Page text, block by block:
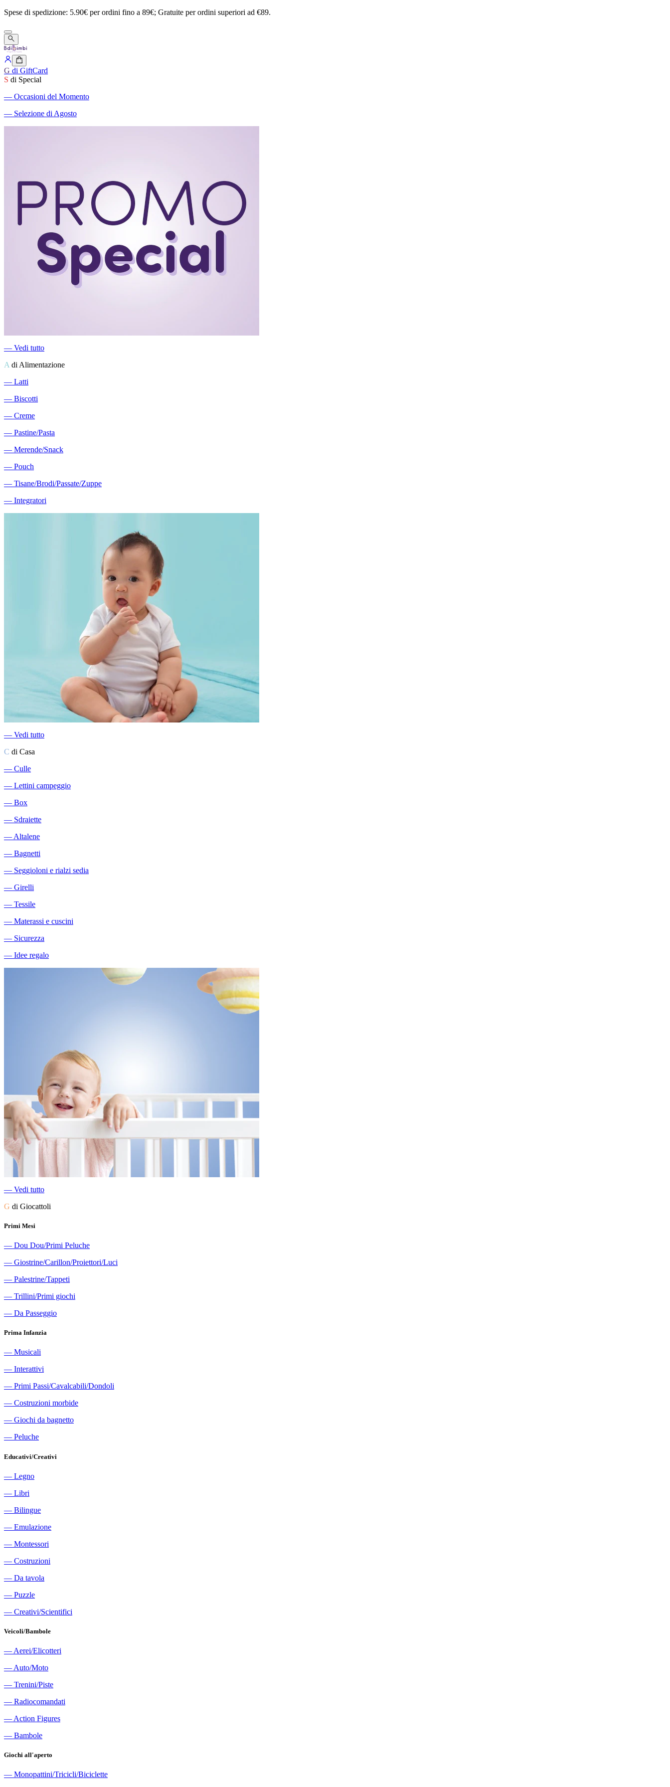
Spese di spedizione: 5.90€ perordini fino a 89€; Gratuite perordini superiori ad €89.
G di GiftCard
S di Special
― Occasioni del Momento
― Selezione di Agosto
― Vedi tutto
A di Alimentazione
― Latti
― Biscotti
― Creme
― Pastine/Pasta
― Merende/Snack
― Pouch
― Tisane/Brodi/Passate/Zuppe
― Integratori
― Vedi tutto
C di Casa
― Culle
― Lettini campeggio
― Box
― Sdraiette
― Altalene
― Bagnetti
― Seggioloni e rialzi sedia
― Girelli
― Tessile
― Materassi e cuscini
― Sicurezza
― Idee regalo
― Vedi tutto
G di Giocattoli
Primi Mesi
― Dou Dou/Primi Peluche
― Giostrine/Carillon/Proiettori/Luci
― Palestrine/Tappeti
― Trillini/Primi giochi
― Da Passeggio
Prima Infanzia
― Musicali
― Interattivi
― Primi Passi/Cavalcabili/Dondoli
― Costruzioni morbide
― Giochi da bagnetto
― Peluche
Educativi/Creativi
― Legno
― Libri
― Bilingue
― Emulazione
― Montessori
― Costruzioni
― Da tavola
― Puzzle
― Creativi/Scientifici
Veicoli/Bambole
― Aerei/Elicotteri
― Auto/Moto
― Trenini/Piste
― Radiocomandati
― Action Figures
― Bambole
Giochi all'aperto
― Monopattini/Tricicli/Biciclette